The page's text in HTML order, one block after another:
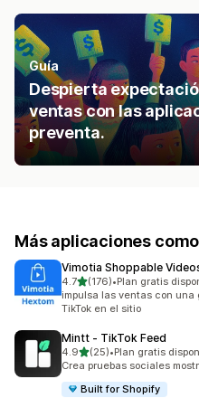
Guía
Despierta
ventas con las
preventa.
Más aplicaciones
Vimotia Shoppable
4.7de 5 estrellas
(176)
176 reseñas en total
•Plan gratis
impulsa las ventas con
TikTok en el sitio
Mintt ‑ TikTok Feed
4.9de 5 estrellas
(25)
25 reseñas en total
•Plan gratis
Crea pruebas sociales
Built for Shopify